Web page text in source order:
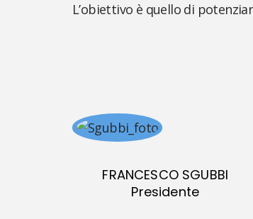
L’obiettivo è quello di
FRANCESCO SGUBBI
Presidente